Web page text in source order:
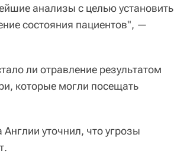
анализы с целью установить
состояния пациентов", —
ли отравление результатом
которые могли посещать
уточнил, что угрозы